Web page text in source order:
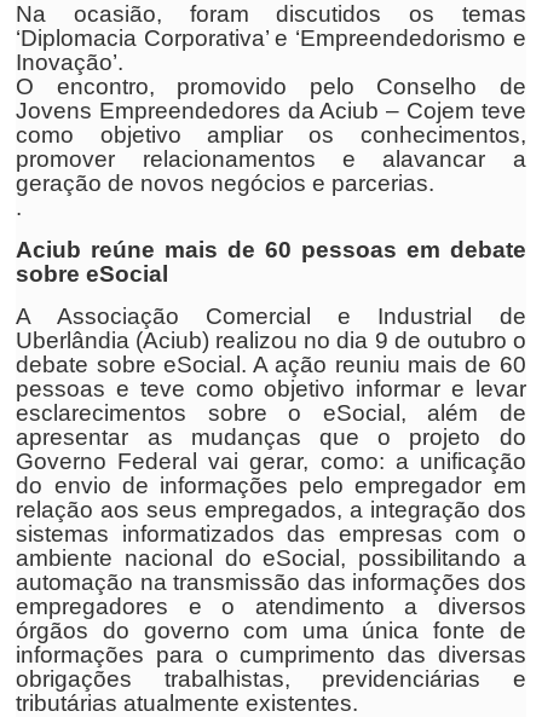
Na ocasião, foram discutidos os temas
‘Diplomacia Corporativa’ e ‘Empreendedorismo e
Inovação’.
O encontro, promovido pelo Conselho de
Jovens Empreendedores da Aciub – Cojem teve
como objetivo ampliar os conhecimentos,
promover relacionamentos e alavancar a
geração de novos negócios e parcerias.
.
Aciub reúne mais de 60 pessoas em debate
sobre eSocial
A Associação Comercial e Industrial de
Uberlândia (Aciub) realizou no dia 9 de outubro o
debate sobre eSocial. A ação reuniu mais de 60
pessoas e teve como objetivo informar e levar
esclarecimentos sobre o eSocial, além de
apresentar as mudanças que o projeto do
Governo Federal vai gerar, como: a unificação
do envio de informações pelo empregador em
relação aos seus empregados, a integração dos
sistemas informatizados das empresas com o
ambiente nacional do eSocial, possibilitando a
automação na transmissão das informações dos
empregadores e o atendimento a diversos
órgãos do governo com uma única fonte de
informações para o cumprimento das diversas
obrigações trabalhistas, previdenciárias e
tributárias atualmente existentes.